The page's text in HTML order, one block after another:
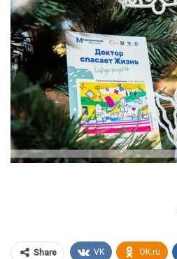
Share VK OK.ru